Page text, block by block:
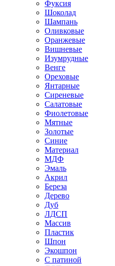
Фуксия
Шоколад
Шампань
Оливковые
Оранжевые
Вишневые
Изумрудные
Венге
Ореховые
Янтарные
Сиреневые
Салатовые
Фиолетовые
Мятные
Золотые
Синие
Материал
МДФ
Эмаль
Акрил
Береза
Дерево
Дуб
ЛДСП
Массив
Пластик
Шпон
Экошпон
С патиной